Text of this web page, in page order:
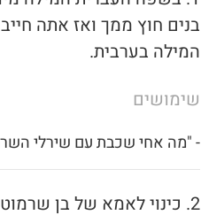
בנים חוץ ממך ואז אתה
המילה בערבית.
שימושים
- "מה אחי שכבת עם שירלי
2. כינוי לאמא של בן שרמוטה.